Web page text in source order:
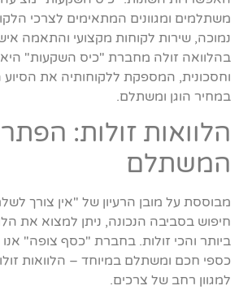
משתלמים ומגוונים המתאימים לצרכי
נמוכה, שירות לקוחות מקצועי והתאמה
בהלוואה זולה מחברת "כיס השקעות"
וחסכונית, המספקת ללקוחותיה את
במחיר הוגן ומשתלם.
הלוואות זולות:
המשתלם
מבוססת על מובן הרעיון של "אין צורך
חיפוש בסביבה הנכונה, ניתן למצוא את
ביותר והכי זולות. בחברת "כסף צופה"
כספי חכם ומשתלם במיוחד – הלוואות
למגוון רחב של צרכים.